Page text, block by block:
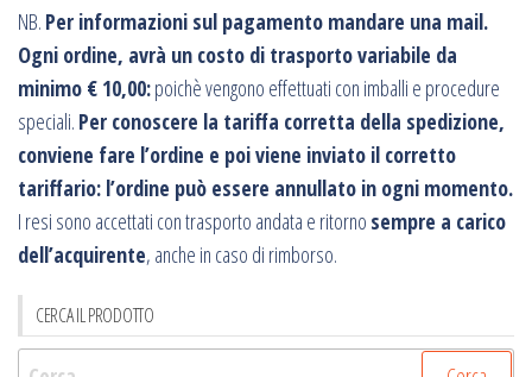
NB. Per informazioni sul pagamento mandare una mail.
Ogni ordine, avrà un costo di trasporto variabile da
minimo € 10,00:poichè vengono effettuati con imballi e procedure
speciali. Per conoscere la tariffa corretta della spedizione,
conviene fare l’ordine e poi viene inviato il corretto
tariffario: l’ordine può essere annullato in ogni momento.
I resi sono accettati con trasporto andata e ritorno sempre a carico
dell’acquirente, anche in caso di rimborso.
CERCA IL PRODOTTO
Ricerca